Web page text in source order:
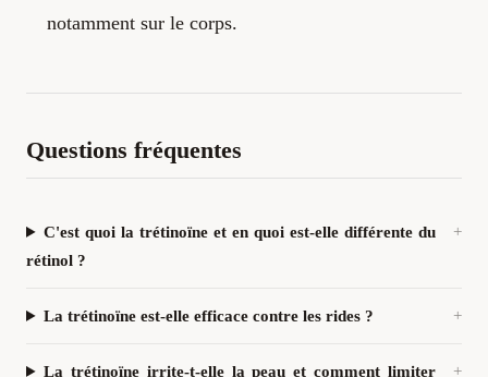
notamment sur le corps.
Questions fréquentes
C'est quoi la trétinoïne et en quoi est-elle différente du
rétinol ?
La trétinoïne est-elle efficace contre les rides ?
La trétinoïne irrite-t-elle la peau et comment limiter